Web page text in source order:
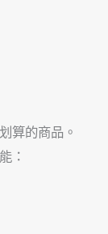
算的商品。
：